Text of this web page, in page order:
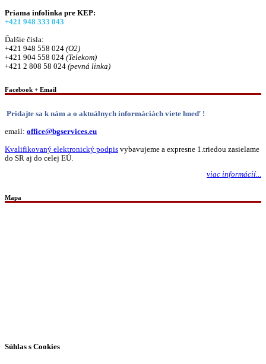
Priama infolinka pre KEP:
+421 948 333 043
Ďalšie čísla:
+421 948 558 024 (O2)
+421 904 558 024 (Telekom)
+421 2 808 58 024 (pevná linka)
Facebook + Email
Pridajte sa k nám a o aktuálnych informáciách viete hneď !
email: office@bgservices.eu
Kvalifikovaný elektronický podpis vybavujeme a expresne 1.triedou zasielame
do SR aj do celej EÚ.
viac informácií...
Mapa
Súhlas s Cookies